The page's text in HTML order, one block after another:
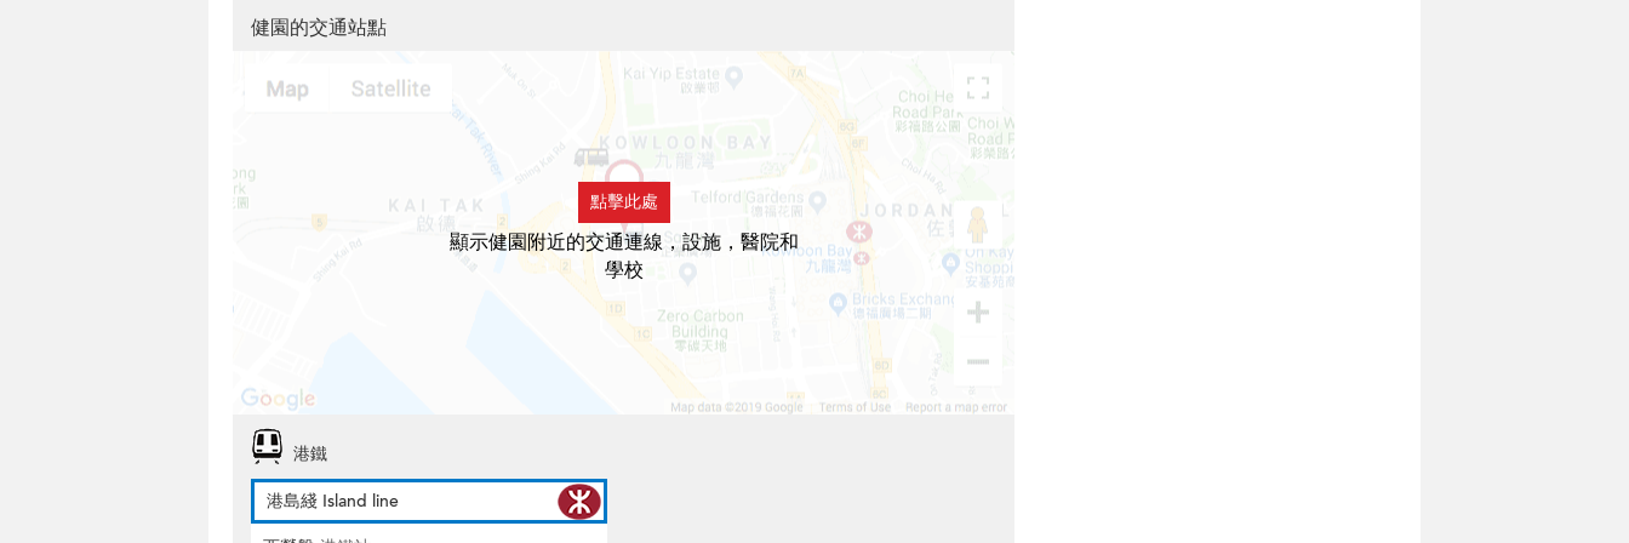
健園的交通站點
點擊此處
顯示健園附近的交通連線，設施，醫院和
學校
港鐵
港島綫 Island line